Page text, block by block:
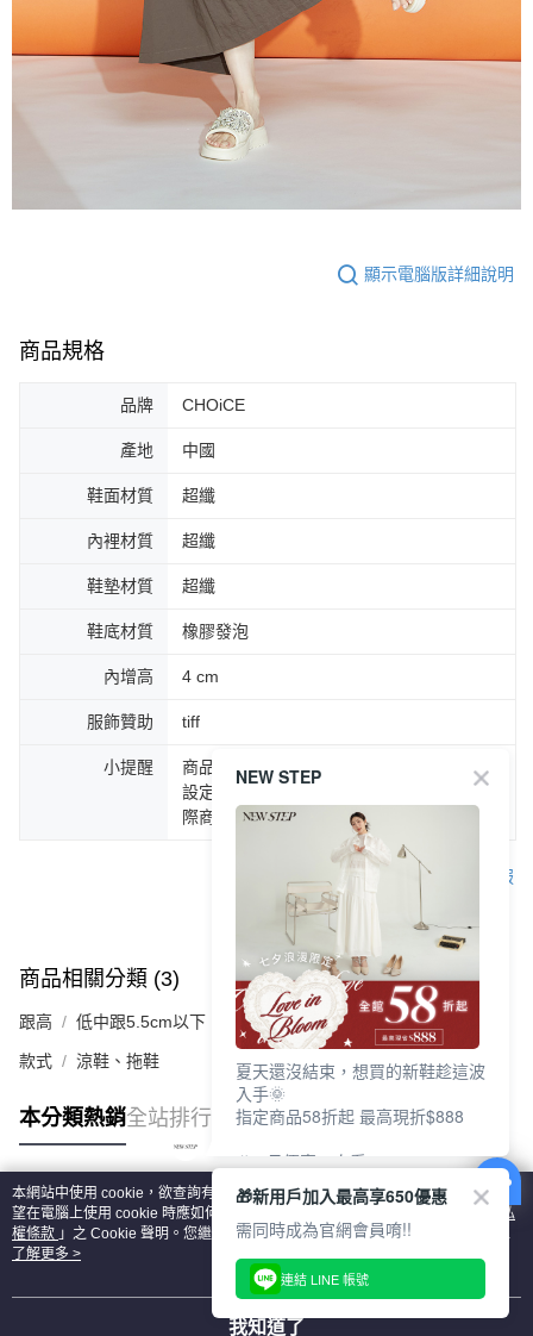
顯示電腦版詳細說明
商品規格
品牌 CHOiCE
產地 中國
鞋面材質 超纖
內裡材質 超纖
鞋墊材質 超纖
鞋底材質 橡膠發泡
內增高 4 cm
服飾贊助 tiff
小提醒
商品圖片顏色會因拍攝燈光環境或個人螢幕
設定不同，而造成部份色差現象，顏色以實
際商品為主。
客服
商品相關分類 (3) 查看全部
跟高 低中跟5.5cm以下
款式 涼鞋、拖鞋
本分類熱銷全站排行
熱門標籤
本網站中使用 cookie，欲查詢有關本網站使用 cookie 方式之詳情，及若您不希
望在電腦上使用 cookie 時應如何變更電腦的 cookie 設定，請參閱本網站「
隱私
權條款 」之 Cookie 聲明。您繼續使用本網站即表示您同意本公司得按本網站使
用條款之 Cookie 聲明使用 cookie。
了解更多 >
我知道了
NEW STEP
夏天還沒結束，想買的新鞋趁這波
入手🌞
指定商品58折起 最高現折$888
🎉 8月優惠一次看
①LINE購物最高10%回饋
②每周限定品現折200
③指定商品58折起 最高現折$888
上班鞋、休閒鞋、涼鞋一次逛齊
好搭、出遊好走、聚會也漂亮
🎁新用戶加入最高享650優惠
需同時成為官網會員唷!!
連結 LINE 帳號